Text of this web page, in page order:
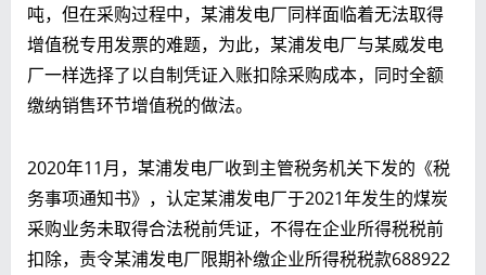
吨，但在采购过程中，某浦发电厂同样面临着无法取得
增值税专用发票的难题，为此，某浦发电厂与某威发电
厂一样选择了以自制凭证入账扣除采购成本，同时全额
缴纳销售环节增值税的做法。
2020年11月，某浦发电厂收到主管税务机关下发的《税
务事项通知书》，认定某浦发电厂于2021年发生的煤炭
采购业务未取得合法税前凭证，不得在企业所得税税前
扣除，责令某浦发电厂限期补缴企业所得税税款688922